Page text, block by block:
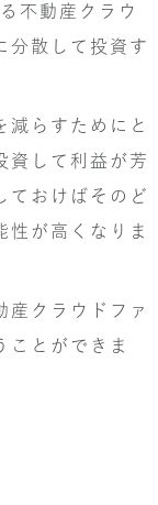
不動産クラウ
分散して投資す
減らすためにと
資して利益が芳
ておけばそのど
性が高くなりま
産クラウドファ
ことができま